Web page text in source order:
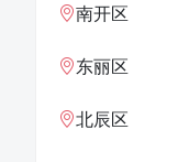
南开区
东丽区
北辰区